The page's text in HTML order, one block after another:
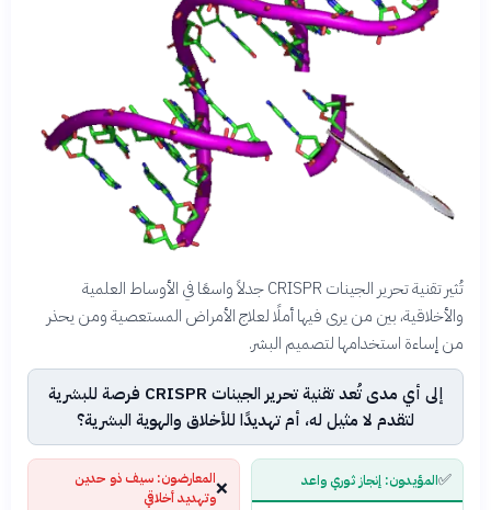
تُثير تقنية تحرير الجينات CRISPR جدلاً واسعًا في الأوساط العلمية
والأخلاقية، بين من يرى فيها أملًا لعلاج الأمراض المستعصية ومن يحذر
من إساءة استخدامها لتصميم البشر.
إلى أي مدى تُعد تقنية تحرير الجينات CRISPR فرصة للبشرية
لتقدم لا مثيل له، أم تهديدًا للأخلاق والهوية البشرية؟
✅المؤيدون: إنجاز ثوري واعد ❌المعارضون: سيف ذو حدين
وتهديد أخلاقي